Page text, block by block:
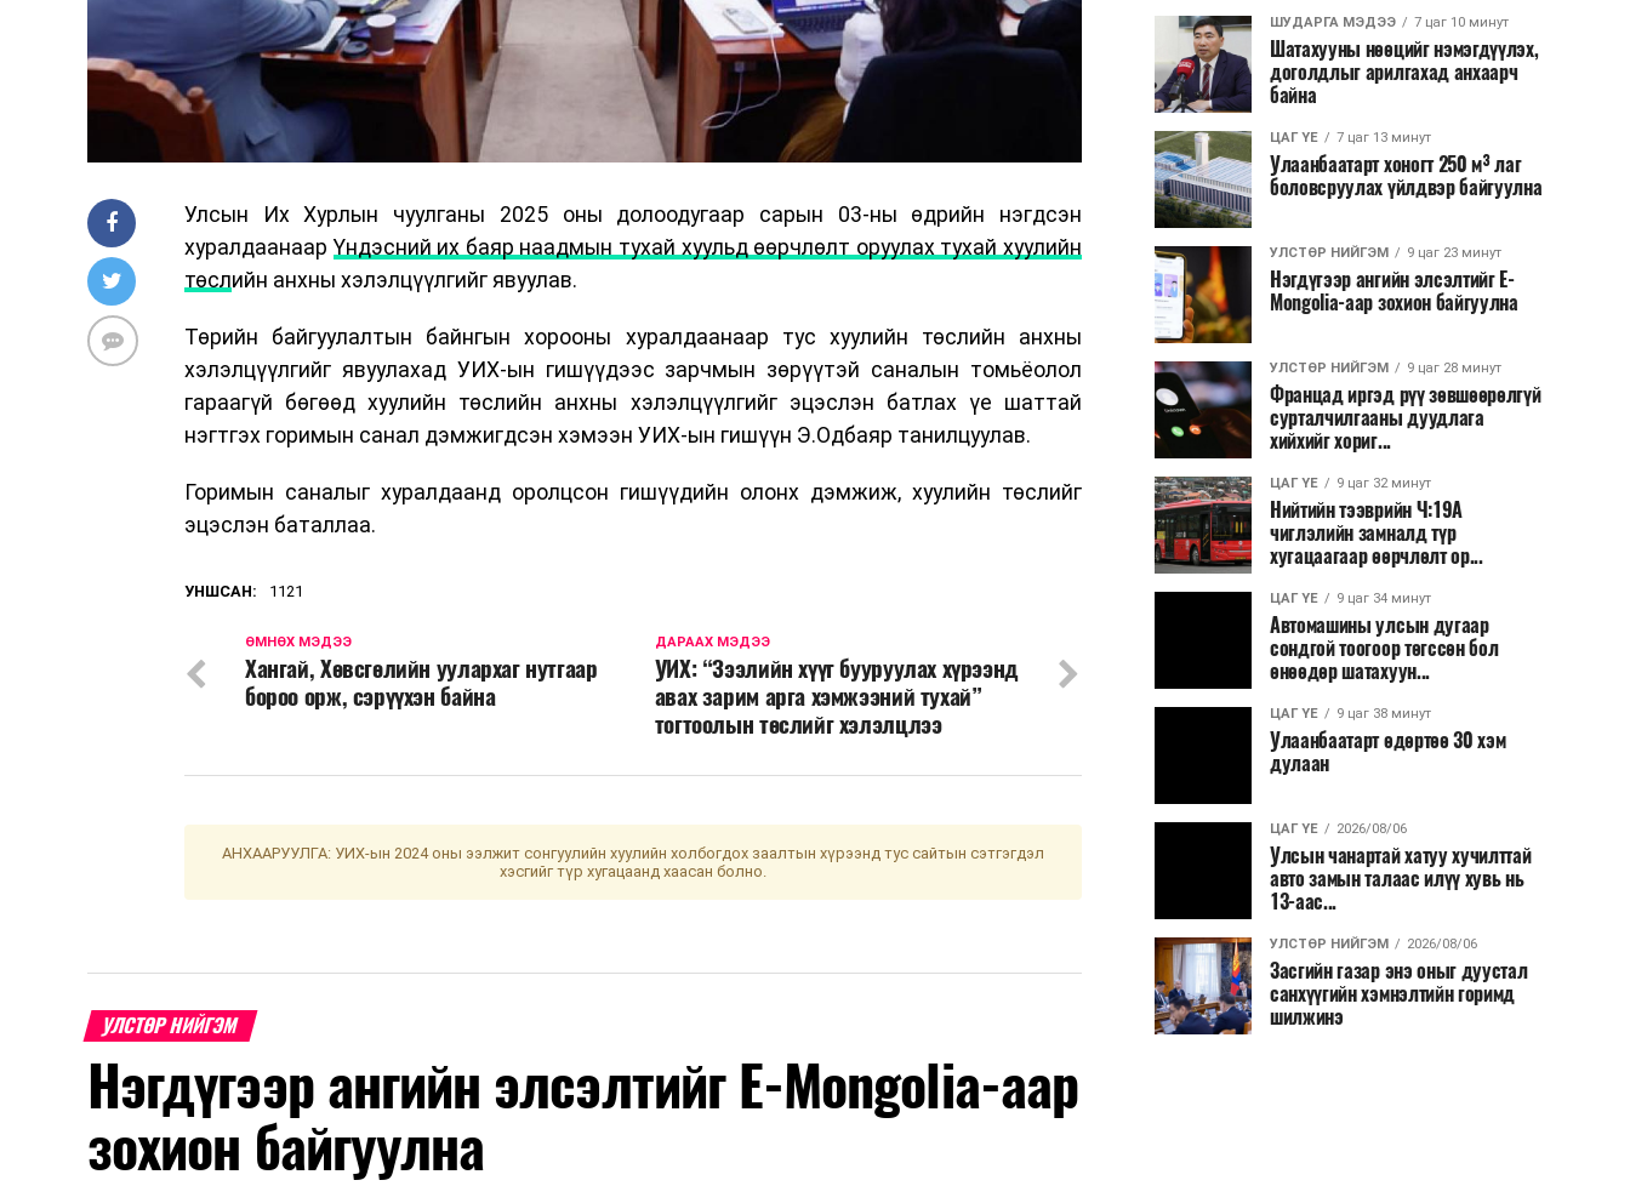
Улсын Их Хурлын чуулганы 2025 оны долоодугаар сарын 03-ны өдрийн нэгдсэн
хуралдаанаарҮндэсний их баяр наадмын тухай хуульд өөрчлөлт оруулах тухай хуулийн
төслийн анхны хэлэлцүүлгийг явуулав.
Төрийн байгуулалтын байнгын хорооны хуралдаанаар тус хуулийн төслийн анхны
хэлэлцүүлгийг явуулахад УИХ-ын гишүүдээс зарчмын зөрүүтэй саналын томьёолол
гараагүй бөгөөд хуулийн төслийн анхны хэлэлцүүлгийг эцэслэн батлах үе шаттай
нэгтгэх горимын санал дэмжигдсэн хэмээн УИХ-ын гишүүн Э.Одбаяр танилцуулав.
Горимын саналыг хуралдаанд оролцсон гишүүдийн олонх дэмжиж, хуулийн төслийг
эцэслэн баталлаа.
УНШСАН: 1121
ДАРААХ МЭДЭЭ
УИХ: “Зээлийн хүүг бууруулах хүрээнд
авах зарим арга хэмжээний тухай”
тогтоолын төслийг хэлэлцлээ
ӨМНӨХ МЭДЭЭ
Хангай, Хөвсгөлийн уулархаг нутгаар
бороо орж, сэрүүхэн байна
АНХААРУУЛГА: УИХ-ын 2024 оны ээлжит сонгуулийн хуулийн холбогдох заалтын хүрээнд тус сайтын сэтгэгдэл
хэсгийг түр хугацаанд хаасан болно.
УЛСТӨР НИЙГЭМ
Нэгдүгээр ангийн элсэлтийг E-Mongolia-аар
зохион байгуулна
ШУДАРГА МЭДЭЭ 7 цаг 10 минут
Шатахууны нөөцийг нэмэгдүүлэх,
доголдлыг арилгахад анхаарч
байна
ЦАГ ҮЕ 7 цаг 13 минут
Улаанбаатарт хоногт 250 м³ лаг
боловсруулах үйлдвэр байгуулна
УЛСТӨР НИЙГЭМ 9 цаг 23 минут
Нэгдүгээр ангийн элсэлтийг E-
Mongolia-аар зохион байгуулна
УЛСТӨР НИЙГЭМ 9 цаг 28 минут
Францад иргэд рүү зөвшөөрөлгүй
сурталчилгааны дуудлага
хийхийг хориг...
ЦАГ ҮЕ 9 цаг 32 минут
Нийтийн тээврийн Ч:19А
чиглэлийн замналд түр
хугацаагаар өөрчлөлт ор...
ЦАГ ҮЕ 9 цаг 34 минут
Автомашины улсын дугаар
сондгой тоогоор төгссөн бол
өнөөдөр шатахуун...
ЦАГ ҮЕ 9 цаг 38 минут
Улаанбаатарт өдөртөө 30 хэм
дулаан
ЦАГ ҮЕ 2026/08/06
Улсын чанартай хатуу хучилттай
авто замын талаас илүү хувь нь
13-аас...
УЛСТӨР НИЙГЭМ 2026/08/06
Засгийн газар энэ оныг дуустал
санхүүгийн хэмнэлтийн горимд
шилжинэ